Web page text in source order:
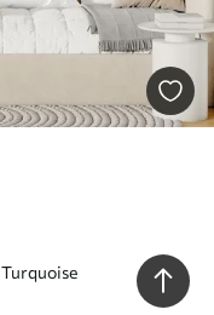
Turquoise